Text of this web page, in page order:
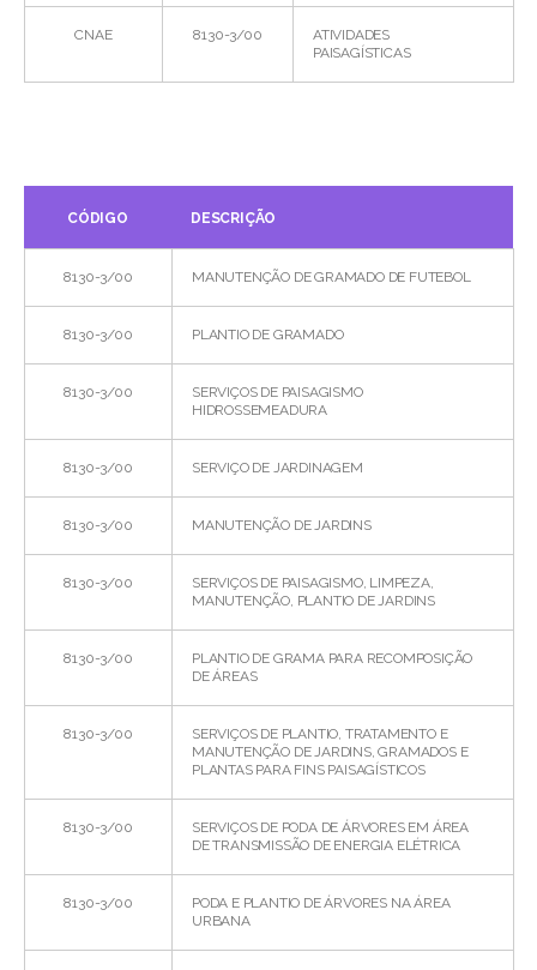
CNAE 8130-3/00
ATIVIDADES
PAISAGÍSTICAS
CÓDIGO DESCRIÇÃO
8130-3/00 MANUTENÇÃO DE GRAMADO DE FUTEBOL
8130-3/00 PLANTIO DE GRAMADO
8130-3/00
SERVIÇOS DE PAISAGISMO
HIDROSSEMEADURA
8130-3/00 SERVIÇO DE JARDINAGEM
8130-3/00 MANUTENÇÃO DE JARDINS
8130-3/00
SERVIÇOS DE PAISAGISMO, LIMPEZA,
MANUTENÇÃO, PLANTIO DE JARDINS
8130-3/00
PLANTIO DE GRAMA PARA RECOMPOSIÇÃO
DE ÁREAS
8130-3/00
SERVIÇOS DE PLANTIO, TRATAMENTO E
MANUTENÇÃO DE JARDINS, GRAMADOS E
PLANTAS PARA FINS PAISAGÍSTICOS
8130-3/00
SERVIÇOS DE PODA DE ÁRVORES EM ÁREA
DE TRANSMISSÃO DE ENERGIA ELÉTRICA
8130-3/00
PODA E PLANTIO DE ÁRVORES NA ÁREA
URBANA